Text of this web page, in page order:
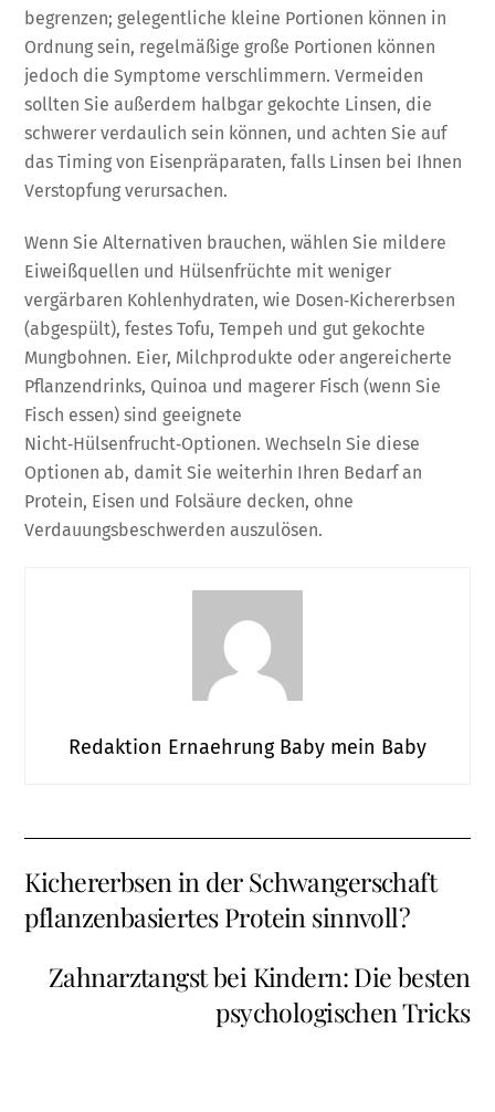
begrenzen; gelegentliche kleine Portionen können in
Ordnung sein, regelmäßige große Portionen können
jedoch die Symptome verschlimmern. Vermeiden
sollten Sie außerdem halbgar gekochte Linsen, die
schwerer verdaulich sein können, und achten Sie auf
das Timing von Eisenpräparaten, falls Linsen bei Ihnen
Verstopfung verursachen.
Wenn Sie Alternativen brauchen, wählen Sie mildere
Eiweißquellen und Hülsenfrüchte mit weniger
vergärbaren Kohlenhydraten, wie Dosen‑Kichererbsen
(abgespült), festes Tofu, Tempeh und gut gekochte
Mungbohnen. Eier, Milchprodukte oder angereicherte
Pflanzendrinks, Quinoa und magerer Fisch (wenn Sie
Fisch essen) sind geeignete
Nicht‑Hülsenfrucht‑Optionen. Wechseln Sie diese
Optionen ab, damit Sie weiterhin Ihren Bedarf an
Protein, Eisen und Folsäure decken, ohne
Verdauungsbeschwerden auszulösen.
Redaktion Ernaehrung Baby mein Baby
Kichererbsen in der Schwangerschaft
pflanzenbasiertes Protein sinnvoll?
Zahnarztangst bei Kindern: Die besten
psychologischen Tricks